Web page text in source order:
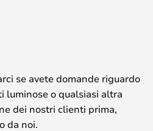
se avete domande riguardo
luminose o qualsiasi altra
dei nostri clienti prima,
da noi.